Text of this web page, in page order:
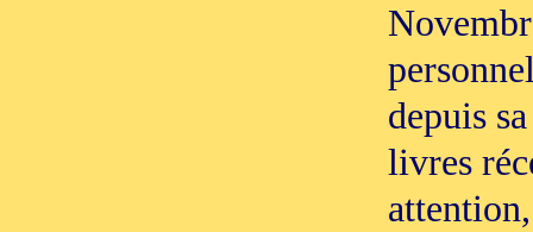
depuis
livres